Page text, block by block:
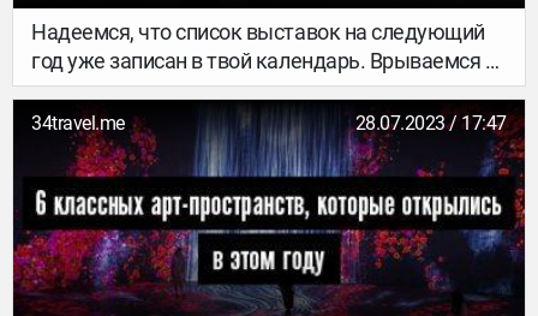
Надеемся, что список выставок на следующий
год уже записан в твой календарь. Врываемся в
него с еще одним важным культурным
предложением – посмотреть музеи, которые
откроются в 2020-м. Варианты масштабные: от
гигантского музейного комплекса в Египте до
центра современного искусства в бывшем
здании Торговой биржи в Париже.
34travel.me 28.07.2023 / 17:47